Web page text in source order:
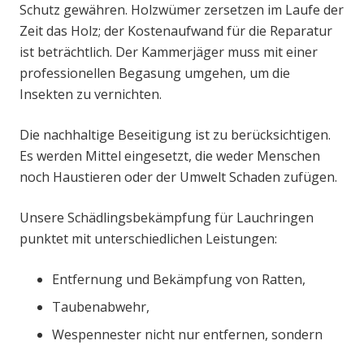
Schutz gewähren. Holzwümer zersetzen im Laufe der
Zeit das Holz; der Kostenaufwand für die Reparatur
ist beträchtlich. Der Kammerjäger muss mit einer
professionellen Begasung umgehen, um die
Insekten zu vernichten.
Die nachhaltige Beseitigung ist zu berücksichtigen.
Es werden Mittel eingesetzt, die weder Menschen
noch Haustieren oder der Umwelt Schaden zufügen.
Unsere Schädlingsbekämpfung für Lauchringen
punktet mit unterschiedlichen Leistungen:
Entfernung und Bekämpfung von Ratten,
Taubenabwehr,
Wespennester nicht nur entfernen, sondern